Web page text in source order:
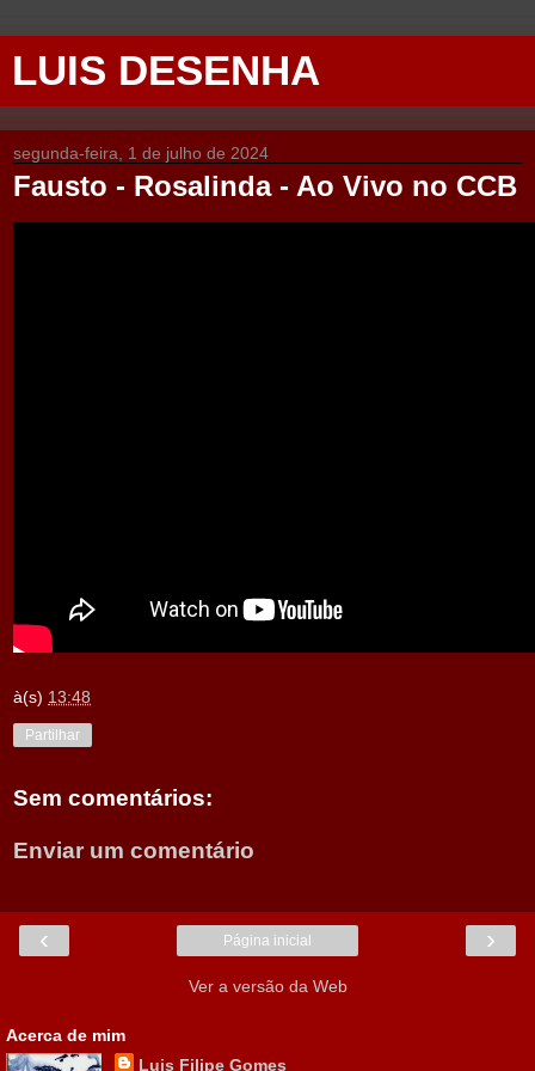
LUIS DESENHA
segunda-feira, 1 de julho de 2024
Fausto - Rosalinda - Ao Vivo no CCB
à(s) 13:48
Partilhar
Sem comentários:
Enviar um comentário
‹ ›
Página inicial
Ver a versão da Web
Acerca de mim
Luis Filipe Gomes